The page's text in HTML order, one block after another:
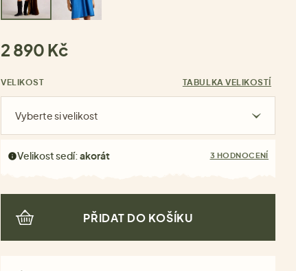
2 890 Kč
VELIKOST TABULKA VELIKOSTÍ
Vyberte si velikost
Velikost sedí:akorát 3 HODNOCENÍ
PŘIDAT DO KOŠÍKU